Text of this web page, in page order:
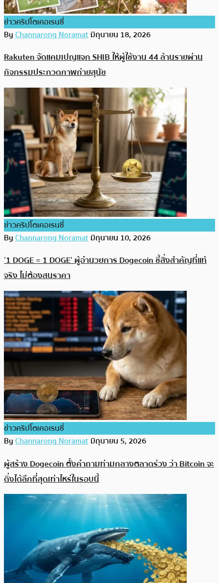
ข่าวคริปโตเคอเรนซี่
ByChannarong Noramatมิถุนายน 18, 2026
Rakuten จัดแคมเปญแจก SHIB ให้ผู้ใช้งาน 44 ล้านรายผ่าน
กิจกรรมประกวดภาพถ่ายสุนัข
ข่าวคริปโตเคอเรนซี่
ByChannarong Noramatมิถุนายน 10, 2026
‘1 DOGE = 1 DOGE’ ผู้อำนวยการ Dogecoin ชี้สิ่งสำคัญที่แท้
จริง ไม่ต้องสนราคา
ข่าวคริปโตเคอเรนซี่
ByChannarong Noramatมิถุนายน 5, 2026
ผู้สร้าง Dogecoin ตั้งคำถามท่ามกลางตลาดร่วง ว่า Bitcoin จะ
ดิ่งได้ลึกที่สุดเท่าไหร่ในรอบนี้